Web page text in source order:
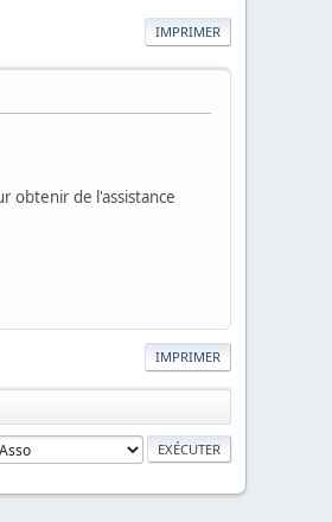
IMPRIMER
obtenir de l'assistance
IMPRIMER